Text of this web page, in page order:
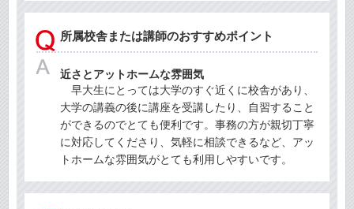
所属校舎または講師のおすすめポイント
近さとアットホームな雰囲気
早大生にとっては大学のすぐ近くに校舎があり、
大学の講義の後に講座を受講したり、自習すること
ができるのでとても便利です。事務の方が親切丁寧
に対応してくださり、気軽に相談できるなど、アッ
トホームな雰囲気がとても利用しやすいです。